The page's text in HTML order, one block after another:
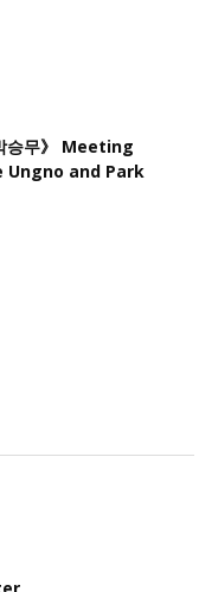
승무》 Meeting
Ungno and Park